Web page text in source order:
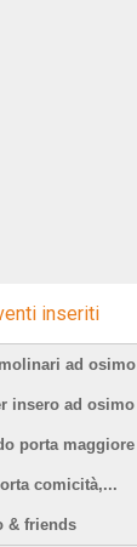
inseriti
ad osimo
insero ad osimo
porta maggiore
comicità,...
& friends